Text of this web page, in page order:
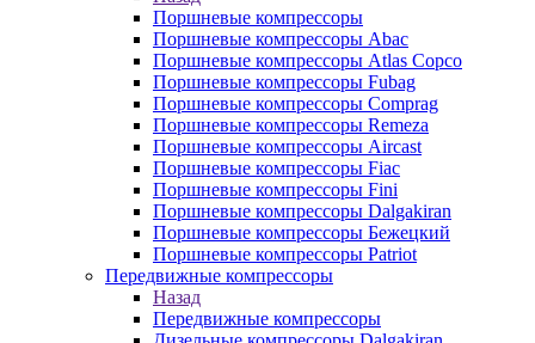
Поршневые компрессоры
Поршневые компрессоры Abac
Поршневые компрессоры Atlas Copco
Поршневые компрессоры Fubag
Поршневые компрессоры Comprag
Поршневые компрессоры Remeza
Поршневые компрессоры Aircast
Поршневые компрессоры Fiac
Поршневые компрессоры Fini
Поршневые компрессоры Dalgakiran
Поршневые компрессоры Бежецкий
Поршневые компрессоры Patriot
Передвижные компрессоры
Назад
Передвижные компрессоры